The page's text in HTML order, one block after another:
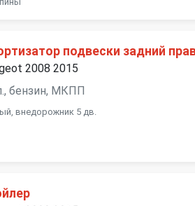
подвески задний
2008 2015
бензин, МКПП
внедорожник 5 дв.